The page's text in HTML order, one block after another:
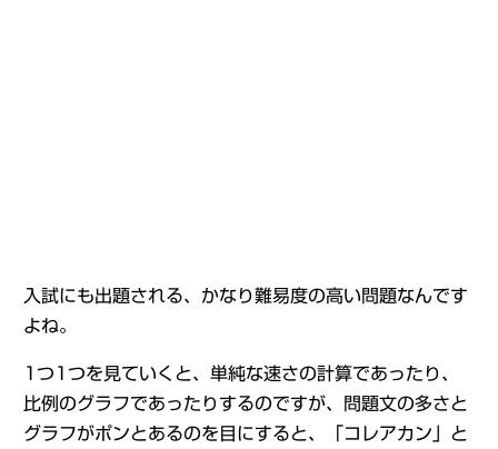
入試にも出題される、かなり難易度の高い問題なんです
よね。
1つ1つを見ていくと、単純な速さの計算であったり、
比例のグラフであったりするのですが、問題文の多さと
グラフがポンとあるのを目にすると、「コレアカン」と